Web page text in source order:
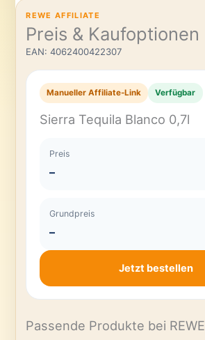
REWE AFFILIATE
Preis & Kaufoptionen
EAN: 4062400422307
Manueller Affiliate-Link Verfügbar
Sierra Tequila Blanco 0,7l
Preis
–
Grundpreis
–
Jetzt bestellen
Passende Produkte bei REWE